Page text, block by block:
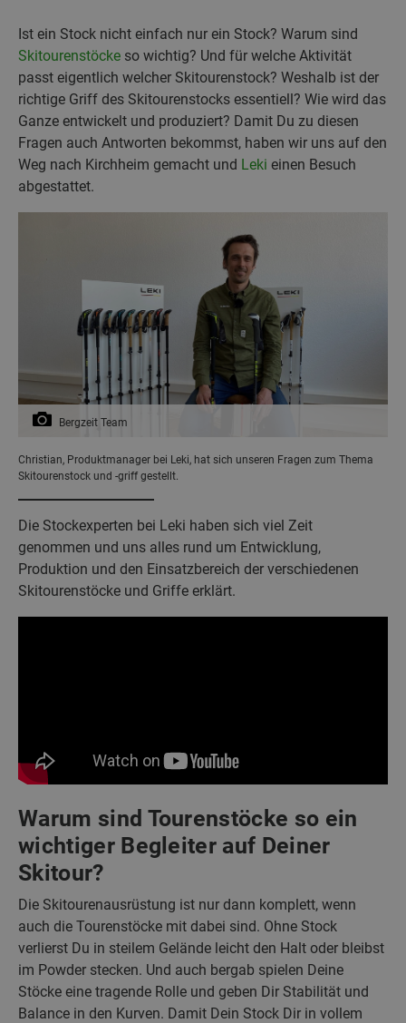
Ist ein Stock nicht einfach nur ein Stock? Warum sind
Skitourenstöcke so wichtig? Und für welche Aktivität
passt eigentlich welcher Skitourenstock? Weshalb ist der
richtige Griff des Skitourenstocks essentiell? Wie wird das
Ganze entwickelt und produziert? Damit Du zu diesen
Fragen auch Antworten bekommst, haben wir uns auf den
Weg nach Kirchheim gemacht und Leki einen Besuch
abgestattet.
Bergzeit Team
Christian, Produktmanager bei Leki, hat sich unseren Fragen zum Thema
Skitourenstock und -griff gestellt.
Die Stockexperten bei Leki haben sich viel Zeit
genommen und uns alles rund um Entwicklung,
Produktion und den Einsatzbereich der verschiedenen
Skitourenstöcke und Griffe erklärt.
Warum sind Tourenstöcke so ein
wichtiger Begleiter auf Deiner
Skitour?
Die Skitourenausrüstung ist nur dann komplett, wenn
auch die Tourenstöcke mit dabei sind. Ohne Stock
verlierst Du in steilem Gelände leicht den Halt oder bleibst
im Powder stecken. Und auch bergab spielen Deine
Stöcke eine tragende Rolle und geben Dir Stabilität und
Balance in den Kurven. Damit Dein Stock Dir in vollem